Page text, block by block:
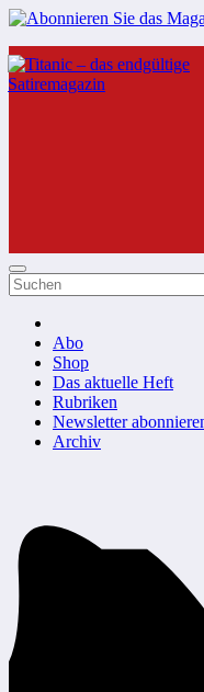
Zum
Inhalt
springen
Abo
Shop
Das aktuelle Heft
Rubriken
Newsletter
Archiv